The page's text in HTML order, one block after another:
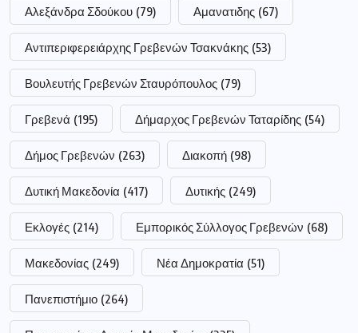
Αλεξάνδρα Σδούκου (79) Αμανατιδης (67)
Αντιπεριφερειάρχης Γρεβενών Τσακνάκης (53)
Βουλευτής Γρεβενών Σταυρόπουλος (79)
Γρεβενά (195) Δήμαρχος Γρεβενών Ταταρίδης (54)
Δήμος Γρεβενών (263) Διακοπή (98)
Δυτική Μακεδονία (417) Δυτικής (249)
Εκλογές (214) Εμπορικός Σύλλογος Γρεβενών (68)
Μακεδονίας (249) Νέα Δημοκρατία (51)
Πανεπιστήμιο (264)